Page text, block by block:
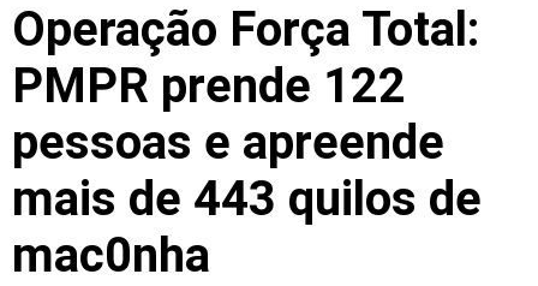
Operação Força Total:
PMPR prende 122
pessoas e apreende
mais de 443 quilos de
mac0nha